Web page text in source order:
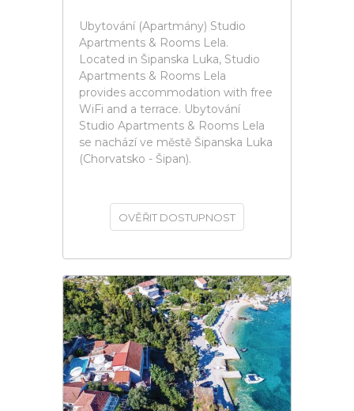
Ubytování (Apartmány) Studio
Apartments & Rooms Lela.
Located in Šipanska Luka, Studio
Apartments & Rooms Lela
provides accommodation with free
WiFi and a terrace. Ubytování
Studio Apartments & Rooms Lela
se nachází ve městě Šipanska Luka
(Chorvatsko - Šipan).
OVĚŘIT DOSTUPNOST